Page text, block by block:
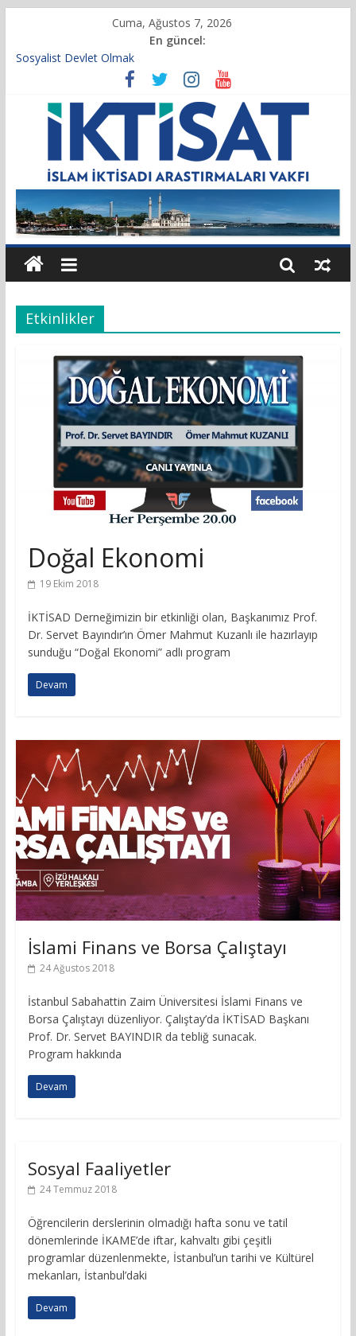
Cuma, Ağustos 7, 2026
En güncel:
Sosyalist Devlet Olmak
Vakıf Başkanımız Prof. Dr. Servet BAYINDIR, 10.04.2025 tarihli
Cumhurbaşkanlığı Kararnamesi’nin 21’inci maddesi gereğince
yeniden atandı.
Kur’an’da İktisadi Hayat
Finansı Yönetmek…
Tulumbanın Suyu
Etkinlikler
Doğal Ekonomi
19 Ekim 2018
İKTİSAD Derneğimizin bir etkinliği olan, Başkanımız Prof.
Dr. Servet Bayındır’ın Ömer Mahmut Kuzanlı ile hazırlayıp
sunduğu “Doğal Ekonomi” adlı program
Devam
İslami Finans ve Borsa Çalıştayı
24 Ağustos 2018
İstanbul Sabahattin Zaim Üniversitesi İslami Finans ve
Borsa Çalıştayı düzenliyor. Çalıştay’da İKTİSAD Başkanı
Prof. Dr. Servet BAYINDIR da tebliğ sunacak.
Program hakkında
Devam
Sosyal Faaliyetler
24 Temmuz 2018
Öğrencilerin derslerinin olmadığı hafta sonu ve tatil
dönemlerinde İKAME’de iftar, kahvaltı gibi çeşitli
programlar düzenlenmekte, İstanbul’un tarihi ve Kültürel
mekanları, İstanbul’daki
Devam